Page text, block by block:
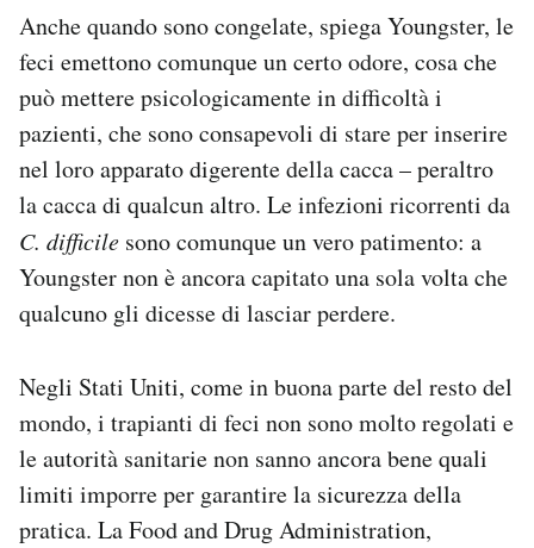
Anche quando sono congelate, spiega Youngster, le
feci emettono comunque un certo odore, cosa che
può mettere psicologicamente in difficoltà i
pazienti, che sono consapevoli di stare per inserire
nel loro apparato digerente della cacca – peraltro
la cacca di qualcun altro. Le infezioni ricorrenti da
C. difficile sono comunque un vero patimento: a
Youngster non è ancora capitato una sola volta che
qualcuno gli dicesse di lasciar perdere.
Negli Stati Uniti, come in buona parte del resto del
mondo, i trapianti di feci non sono molto regolati e
le autorità sanitarie non sanno ancora bene quali
limiti imporre per garantire la sicurezza della
pratica. La Food and Drug Administration,